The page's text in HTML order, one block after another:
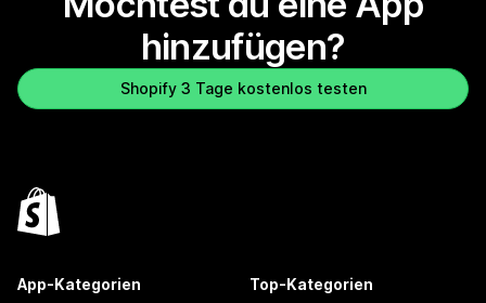
hinzufügen?
Shopify 3 Tage kostenlos testen
App-Kategorien Top-Kategorien